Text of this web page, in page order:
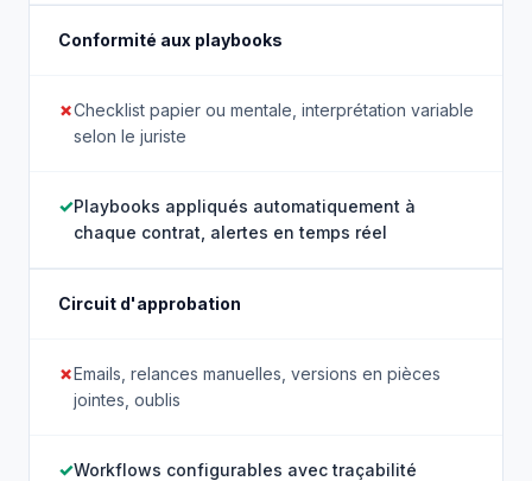
Conformité aux playbooks
Checklist papier ou mentale, interprétation variable
selon le juriste
Playbooks appliqués automatiquement à
chaque contrat, alertes en temps réel
Circuit d'approbation
Emails, relances manuelles, versions en pièces
jointes, oublis
Workflows configurables avec traçabilité